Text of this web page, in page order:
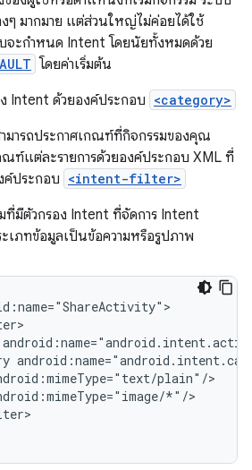
ๆ มากมาย แต่ส่วนใหญ่ไม่ค่อยได้ใช้
บจะกำหนด Intent โดยนัยทั้งหมดด้วย
โดยค่าเริ่มต้น
Intent ด้วยองค์ประกอบ <category>
ารถประกาศเกณฑ์ที่กิจกรรมของคุณ
ณฑ์แต่ละรายการด้วยองค์ประกอบ XML ที่
ค์ประกอบ <intent-filter>
ที่มีตัวกรอง Intent ที่จัดการ Intent
ะเภทข้อมูลเป็นข้อความหรือรูปภาพ